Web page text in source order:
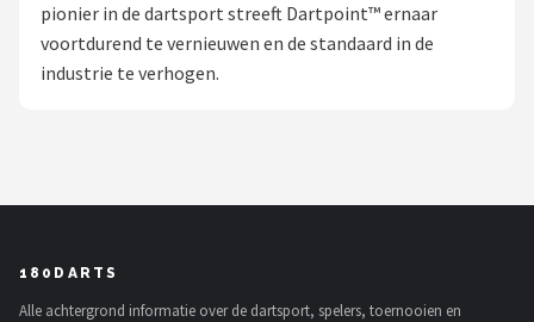
Target
ABC Darts
pionier in de dartsport streeft Dartpoint™ ernaar
voortdurend te vernieuwen en de standaard in de
industrie te verhogen.
180DARTS
Alle achtergrond informatie over de dartsport, spelers, toernooien en